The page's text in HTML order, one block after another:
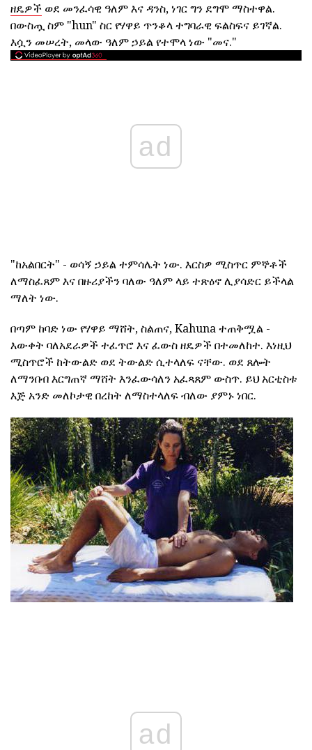
ዘዴዎች ወደ መንፈሳዊ ዓለም እና ዳንስ, ነገር ግን ደግሞ ማስተዋል.
በውስጧ ስም "hun" ስር የሃዋይ ጥንቆላ ተግባራዊ ፍልስፍና ይገኛል.
እሷን መሠረት, መላው ዓለም ኃይል የተሞላ ነው "መና."
ad
"ከአልበርት" - ወሳኝ ኃይል ተምሳሌት ነው. እርስዎ ሚስጥር ምኞቶች
ለማስፈጸም እና በዙሪያችን ባለው ዓለም ላይ ተጽዕኖ ሊያሳድር ይችላል
ማለት ነው.
በጣም ከባድ ነው የሃዋይ ማሸት, ስልጠና, Kahuna ተጠቅሟል -
እውቀት ባለአደራዎች ተፈጥሮ እና ፈውስ ዘዴዎች በተመለከተ. እነዚህ
ሚስጥሮች ከትውልድ ወደ ትውልድ ሲተላለፍ ናቸው. ወደ ጸሎት
ለማንበብ እርግጠኛ ማሸት እንፈውሳለን አፈጻጸም ውስጥ. ይህ አርቲስቱ
እጅ አንድ መለኮታዊ በረከት ለማስተላለፍ ብለው ያምኑ ነበር.
ad